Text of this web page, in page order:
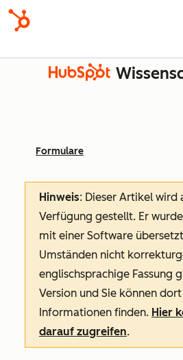
Formulare
Hinweis: Dieser Artikel wird
Verfügung gestellt. Er
mit einer Software
Umständen nicht
englischsprachige Fassung
Version und Sie können
Informationen finden. Hier
darauf zugreifen.